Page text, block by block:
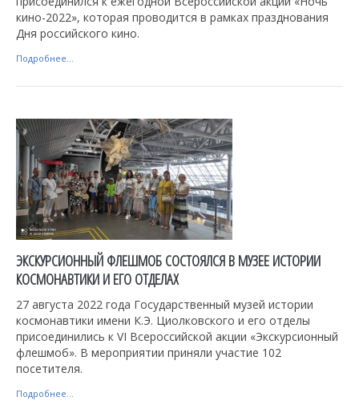
кино-2022», которая проводится в рамках празднования
Дня российского кино.
Подробнее...
ЭКСКУРСИОННЫЙ ФЛЕШМОБ СОCТОЯЛСЯ В МУЗЕЕ ИСТОРИИ
КОСМОНАВТИКИ И ЕГО ОТДЕЛАХ
27 августа 2022 года Государственный музей истории
космонавтики имени К.Э. Циолковского и его отделы
присоединились к VI Всероссийской акции «Экскурсионный
флешмоб». В мероприятии приняли участие 102
посетителя.
Подробнее...